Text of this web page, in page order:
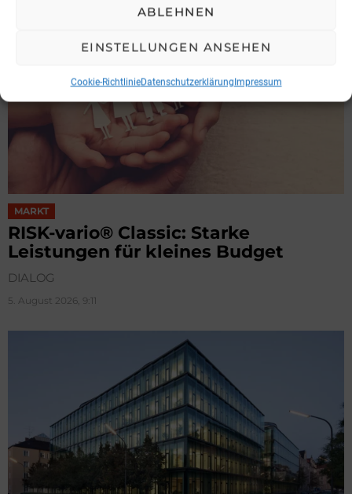
ABLEHNEN
EINSTELLUNGEN ANSEHEN
Cookie-RichtlinieDatenschutzerklärungImpressum
MARKT
RISK-vario® Classic: Starke
Leistungen für kleines Budget
DIALOG
5. August 2026, 9:11